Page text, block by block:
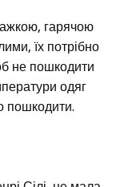
гарячою
їх потрібно
не пошкодити
одяг
пошкодити.